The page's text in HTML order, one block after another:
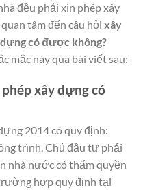
đều phải xin phép xây
tâm đến câu hỏi xây
có được không?
mắc này qua bài viết sau:
xây dựng có
2014 có quy định:
trình. Chủ đầu tư phải
nhà nước có thẩm quyền
hợp quy định tại